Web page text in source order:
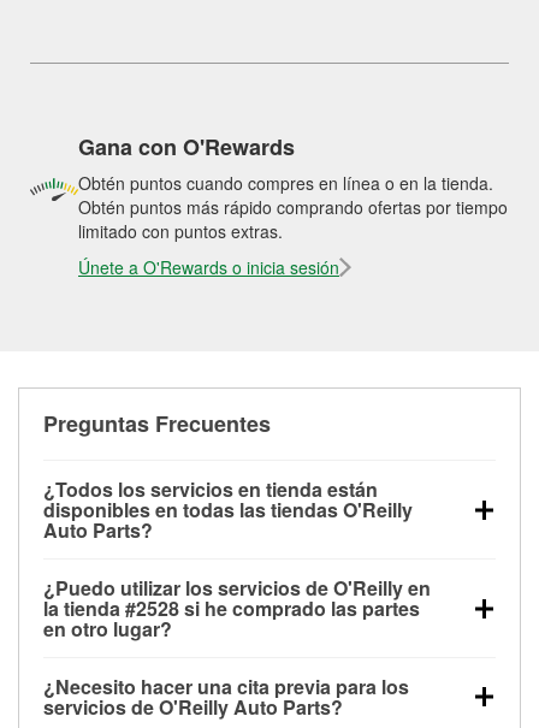
Gana con O'Rewards
Obtén puntos cuando compres en línea o en la tienda.
Obtén puntos más rápido comprando ofertas por tiempo
limitado con puntos extras.
Únete a O'Rewards o inicia sesión
Preguntas Frecuentes
¿Todos los servicios en tienda están
disponibles en todas las tiendas O'Reilly
Auto Parts?
las pruebas de batería, pruebas de alternador y
motor de arranque, revisión de la luz “Check Engine”
con O'Reilly VeriScan® e instalación de
limpiaparabrisas o bombillas, están disponibles en
todas las tiendas O'Reilly Auto Parts. La tienda
¿Puedo utilizar los servicios de O'Reilly en
la tienda #2528 si he comprado las partes
en otro lugar?
de O'Reilly Auto Parts que estén disponibles en la
¿Necesito hacer una cita previa para los
servicios de O'Reilly Auto Parts?